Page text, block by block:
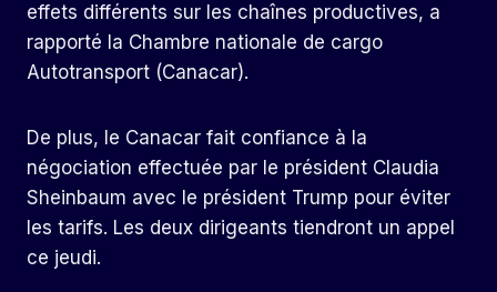
effets différents sur les chaînes productives, a
rapporté la Chambre nationale de cargo
Autotransport (Canacar).
De plus, le Canacar fait confiance à la
négociation effectuée par le président Claudia
Sheinbaum avec le président Trump pour éviter
les tarifs. Les deux dirigeants tiendront un appel
ce jeudi.